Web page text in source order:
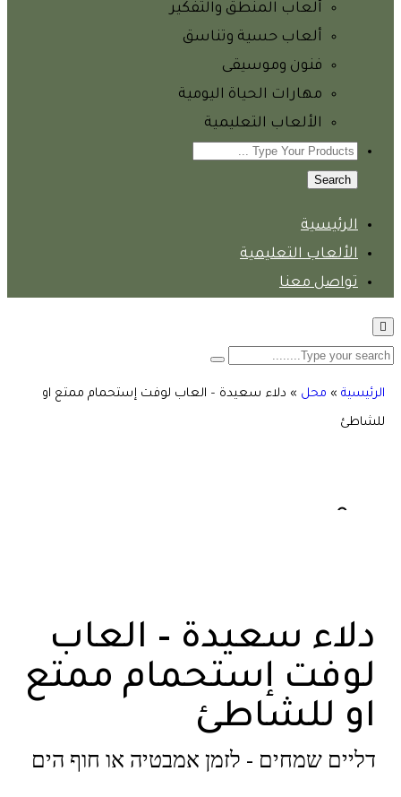
ألعاب المنطق والتفكير
ألعاب حسية وتناسق
فنون وموسيقى
مهارات الحياة اليومية
الألعاب التعليمية
Search
الرئيسية
الألعاب التعليمية
تواصل معنا
الرئيسية » محل » دلاء سعيدة – العاب لوفت إستحمام ممتع او
للشاطئ
دلاء سعيدة – العاب
لوفت إستحمام ممتع
او للشاطئ
דליים שמחים - לזמן אמבטיה או חוף הים